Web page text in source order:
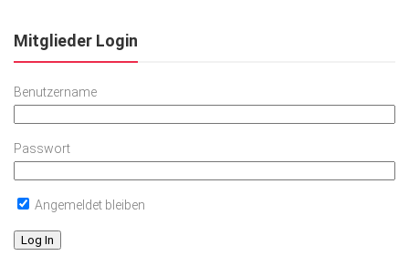
Mitglieder Login
Benutzername
Passwort
Angemeldet bleiben